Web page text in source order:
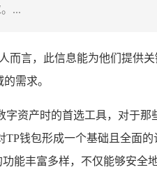
...
而言，此信息能为他们提供
需求。
资产时的首选工具，对于那
钱包形成一个基础且全面
能丰富多样，不仅能够安全